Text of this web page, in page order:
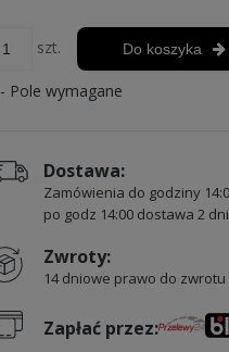
szt. Do koszyka
- Pole wymagane
Dostawa:
Zamówienia do godziny
po godz 14:00 dostawa 2
Zwroty:
14 dniowe prawo do zwrotu
Zapłać przez: